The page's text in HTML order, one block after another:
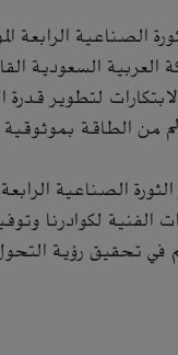
الصناعية الرابعة
العربية السعودية
لتطوير
من الطاقة بموثوقية
الصناعية
الفنية لكوادرنا
في تحقيق رؤية